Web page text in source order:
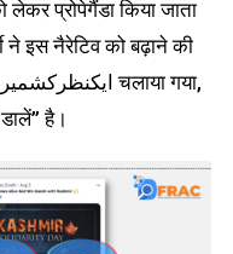
लेकर प्रोपेगैंडा किया जाता
ने इस नैरेटिव को बढ़ाने की
है।